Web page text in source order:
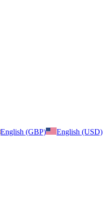
English (GBP)
English (USD)